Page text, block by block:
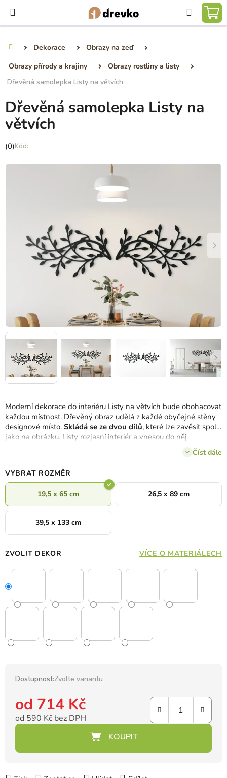
obsah
Hledat
Dekorace
Obrazy na zeď
Obrazy přírody a krajiny
Obrazy rostliny a listy
Dřevěná samolepka Listy na větvích
Moderní dekorace do interiéru Listy na větvích bude obohacovat
každou místnost. Dřevěný obraz udělá z každé obyčejné stěny
designové místo. Skládá se ze dvou dílů, které lze zavěsit spolu
jako na obrázku. Listy rozjasní interiér a vnesou do něj
Číst dále
VYBRAT ROZMĚR
19,5 x 65 cm 26,5 x 89 cm
39,5 x 133 cm
ZVOLIT DEKOR VÍCE O MATERIÁLECH
Dostupnost:Zvolte variantu
od 714 Kč
od 590 Kč bez DPH
Dřevěná samolepka Listy na
větvích
Průměrné
produktu
(0)